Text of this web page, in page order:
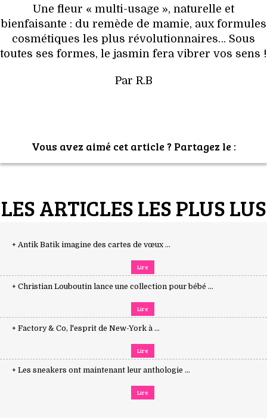
Une fleur « multi-usage », naturelle et
bienfaisante : du remède de mamie, aux formules
cosmétiques les plus révolutionnaires… Sous
toutes ses formes, le jasmin fera vibrer vos sens !
Par R.B
Vous avez aimé cet article ? Partagez le :
LES ARTICLES LES PLUS LUS
+ Antik Batik imagine des cartes de vœux ...
Lire
+ Christian Louboutin lance une collection pour bébé ...
Lire
+ Factory & Co, l'esprit de New-York à ...
Lire
+ Les sneakers ont maintenant leur anthologie ...
Lire